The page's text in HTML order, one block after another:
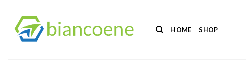
contenuti
HOME SHOP